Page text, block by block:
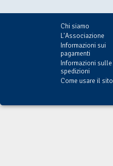
Chi siamo
L'Associazione
Informazioni sui
pagamenti
Informazioni sulle
spedizioni
Come usare il sito